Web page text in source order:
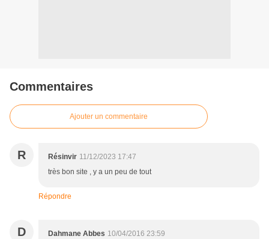
Commentaires
Ajouter un commentaire
R Résinvir 11/12/2023 17:47
très bon site , y a un peu de tout
Répondre
D Dahmane Abbes 10/04/2016 23:59